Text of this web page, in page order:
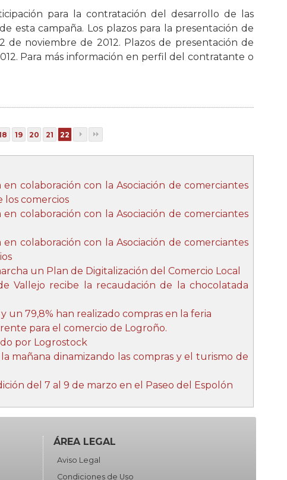
para la contratación del desarrollo de las
esta campaña. Los plazos para la presentación de
de noviembre de 2012. Plazos de presentación de
Para más información en perfil del contratante o
19 20 21 22
colaboración con la Asociación de comerciantes
los comercios
colaboración con la Asociación de comerciantes
colaboración con la Asociación de comerciantes
un Plan de Digitalización del Comercio Local
Vallejo recibe la recaudación de la chocolatada
un 79,8% han realizado compras en la feria
para el comercio de Logroño.
por Logrostock
mañana dinamizando las compras y el turismo de
del 7 al 9 de marzo en el Paseo del Espolón
ÁREA LEGAL
Aviso Legal
Condiciones de Uso